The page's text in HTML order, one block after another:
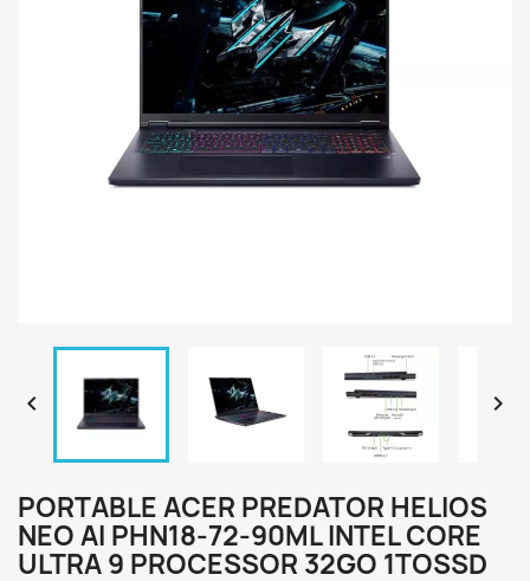
 
PORTABLE ACER PREDATOR HELIOS
NEO AI PHN18-72-90ML INTEL CORE
ULTRA 9 PROCESSOR 32GO 1TOSSD